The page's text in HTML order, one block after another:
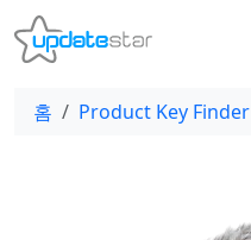
홈 Product Key Finder